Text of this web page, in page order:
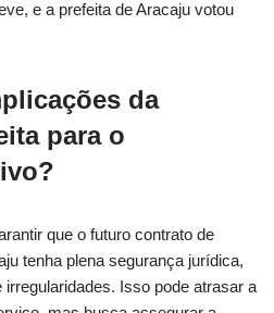
e a prefeita de Aracaju votou
da
para o
que o futuro contrato de
tenha plena segurança jurídica,
Isso pode atrasar a